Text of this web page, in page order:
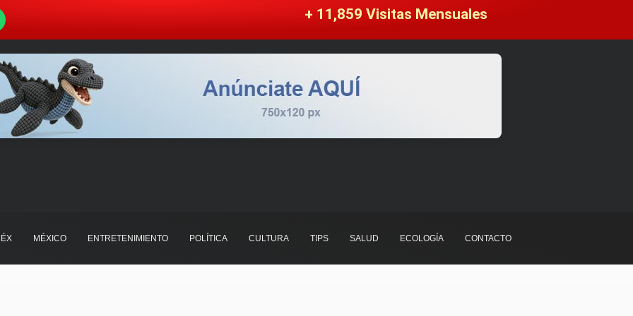
+ 11,859 Visitas Mensuales
MÉXICO ENTRETENIMIENTO POLÍTICA CULTURA TIPS SALUD ECOLOGÍA CONTACTO